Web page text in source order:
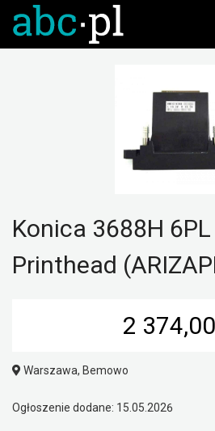
Konica 3688H 6PL
Printhead
2
Warszawa, Bemowo
Ogłoszenie dodane: 15.05.2026